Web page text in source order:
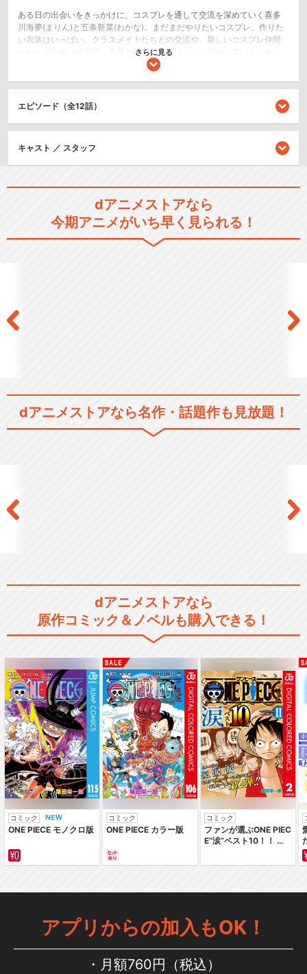
ある日の出会いをきっかけに、コスプレを通して交流を深めていく喜多
川海夢(まりん)と五条新菜(わかな)。まだまだやりたいコスプレ、作りた
い衣装はいっぱい。クラスメイトたちとの交流や、新しいコスプレ仲間
たちとの出会いの中で、海夢と新菜の世界はさらに広がっていく。そし
て、新菜にドキドキのとまらない海夢の恋に進展はあるのか―！？『ヤ
て掲載の福田晋一による大人気原作が、CloverWorksの手により再びアニ
メ化！コスプレで広がる世界、見つけた自分――海夢と新菜のコスキュ
ン♡ストーリーは続く！
恋愛/ラブコメ
ドラマ/青春
シリーズ／関連のアニメ作品
その着せ替え人形は恋をする
さらに見る
エピソード（全12話）
キャスト ／ スタッフ
dアニメストアなら
今期アニメがいち早く見られる！
dアニメストアなら名作・話題作も見放題！
dアニメストアなら
原作コミック＆ノベルも購入できる！
コミック
ONE PIECE モノクロ版
コミック
ONE PIECE カラー版
コミック
ファンが選ぶONE PIEC
E“涙”ベスト10！！ ～
編～ カラー版
アプリからの加入もOK！
月額760円（税込）